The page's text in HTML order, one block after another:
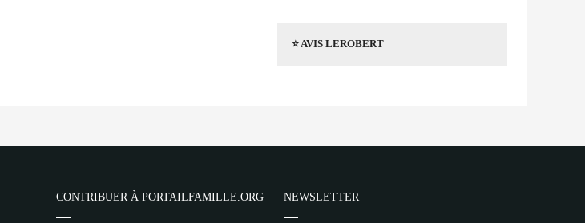
⭐ AVIS LEROBERT
CONTRIBUER À PORTAILFAMILLE.ORG NEWSLETTER